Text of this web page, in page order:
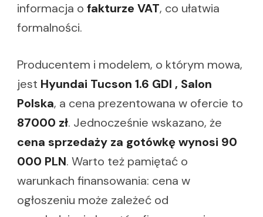
informacja o fakturze VAT, co ułatwia
formalności.
Producentem i modelem, o którym mowa,
jest Hyundai Tucson 1.6 GDI , Salon
Polska, a cena prezentowana w ofercie to
87000 zł. Jednocześnie wskazano, że
cena sprzedaży za gotówkę wynosi 90
000 PLN. Warto też pamiętać o
warunkach finansowania: cena w
ogłoszeniu może zależeć od